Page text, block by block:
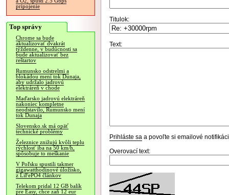
pripojenie
Top správy
Chrome sa bude
aktualizovať dvakrát
týždenne, v budúcnosti sa
bude aktualizovať bez
reštartov
Rumunsko odstrelmi a
blokádou mení tok Dunaja,
aby udržalo jadrovú
elektráreň v chode
Maďarsko jadrovú elektráreň
nakoniec kompletne
neodstavilo, Rumunsko mení
tok Dunaja
Slovensko.sk má opäť
technické problémy
Železnice znižujú kvôli teplu
rýchlosť iba na 50 km/h,
spôsobuje to meškanie
V Poľsku spustili takmer
gigawatthodinové úložisko,
z LiFePO4 článkov
Telekom pridal 12 GB balík
pre Easy, chce zaň 12 eur
Titulok:
Text:
Prihláste sa a povoľte si emailové
Overovací text: